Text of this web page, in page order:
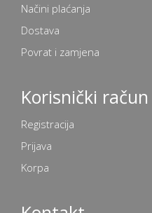
Načini plaćanja
Dostava
Povrat i zamjena
Korisnički račun
Registracija
Prijava
Korpa